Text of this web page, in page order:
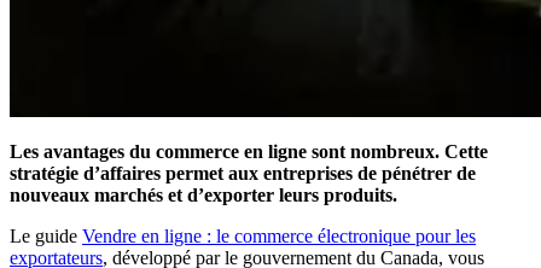
Les avantages du commerce en ligne sont nombreux. Cette
stratégie d’affaires permet aux entreprises de pénétrer de
nouveaux marchés et d’exporter leurs produits.
Le guide Vendre en ligne : le commerce électronique pour les
exportateurs, développé par le gouvernement du Canada, vous